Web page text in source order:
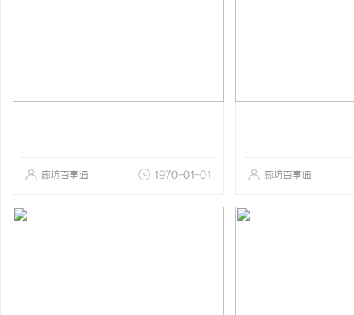
廊坊百事通 1970-01-01 廊坊百事通